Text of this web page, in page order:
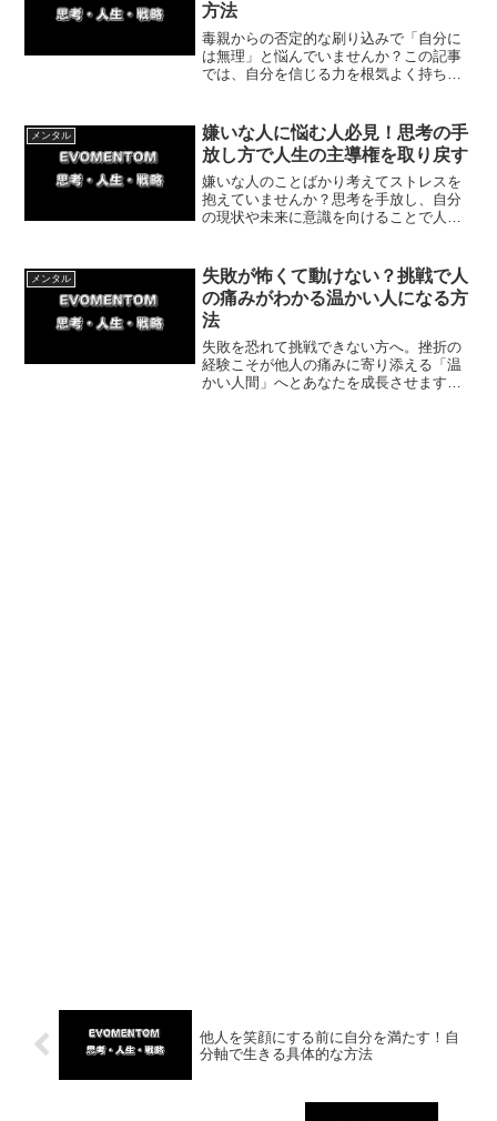
方法
毒親からの否定的な刷り込みで「自分に
は無理」と悩んでいませんか？この記事
では、自分を信じる力を根気よく持ち続
り、自立した未来へ進むための簡単な一
歩を紹介します。
メンタル
嫌いな人に悩む人必見！思考の手
放し方で人生の主導権を取り戻す
嫌いな人のことばかり考えてストレスを
抱えていませんか？思考を手放し、自分
の現状や未来に意識を向けることで人生
きる具体的な実践法を解説。自分の人生
を楽しもう。
メンタル
失敗が怖くて動けない？挑戦で人
の痛みがわかる温かい人になる方
法
失敗を恐れて挑戦できない方へ。挫折の
経験こそが他人の痛みに寄り添える「温
かい人間」へとあなたを成長させます。
他人を笑顔にする前に自分を満たす！自
分軸で生きる具体的な方法